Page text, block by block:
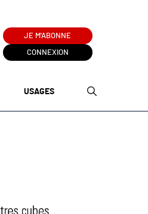
JE M'ABONNE
CONNEXION
USAGES